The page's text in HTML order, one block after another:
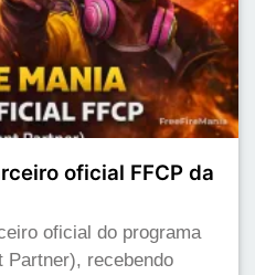
oficial FFCP da
oficial do programa
Partner), recebendo